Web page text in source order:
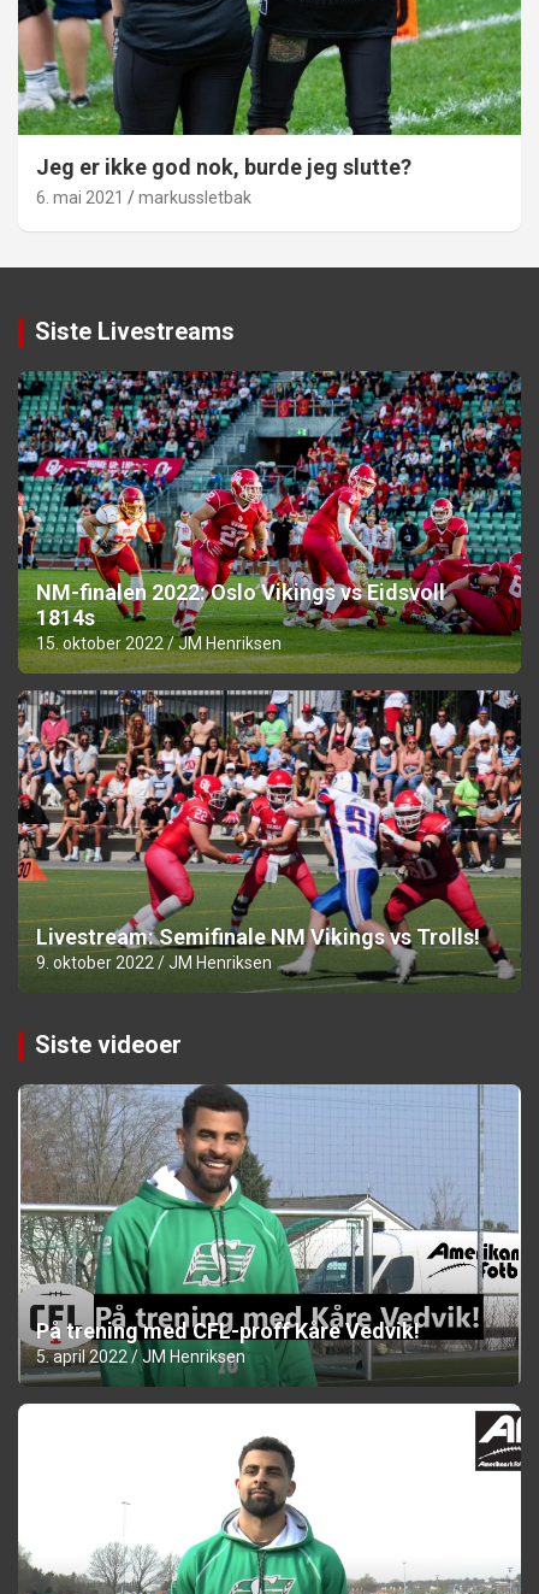
Jeg er ikke god nok, burde jeg slutte?
6. mai 2021 markussletbak
Siste Livestreams
NM-finalen 2022: Oslo Vikings vs Eidsvoll
1814s
15. oktober 2022 JM Henriksen
Livestream: Semifinale NM Vikings vs Trolls!
9. oktober 2022 JM Henriksen
Siste videoer
På trening med CFL-proff Kåre Vedvik!
5. april 2022 JM Henriksen